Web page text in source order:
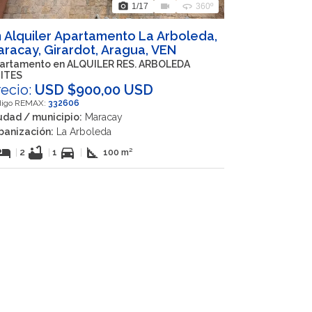
photo_camera 1 /17 videocam 360 360º
Alquiler Apartamento La Arboleda,
Girardot, Aragua, VEN
en ALQUILER RES. ARBOLEDA
USD $900,00 USD
REMAX: 332606
/ municipio: Maracay
La Arboleda
2 bathtub 1 directions_car square_foot 100 m²